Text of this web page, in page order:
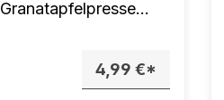
Granatapfelpresse
4,99 €*